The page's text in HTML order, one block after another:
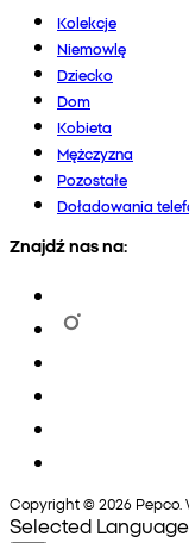
Kolekcje
Niemowlę
Dziecko
Dom
Kobieta
Mężczyzna
Pozostałe
Doładowania
Znajdź nas na:
Copyright © 2026 Pepco.
Selected